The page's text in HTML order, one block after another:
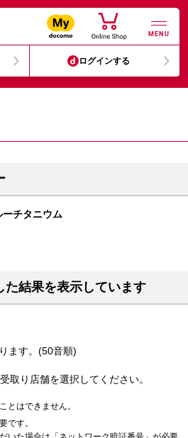
MENU
ログインする
チタニウム
た結果を表示しています
ます。(50音順)
取り店舗を選択してください。
とはできません。
です。